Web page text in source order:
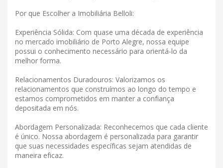
Por que Escolher a Imobiliária Belloli:
Experiência Sólida: Com quase uma década de experiência
no mercado imobiliário de Porto Alegre, nossa equipe
possui o conhecimento necessário para orientá-lo da
melhor forma.
Relacionamentos Duradouros: Valorizamos os
relacionamentos que construímos ao longo do tempo e
estamos comprometidos em manter a confiança
depositada em nós.
Abordagem Personalizada: Reconhecemos que cada cliente
é único. Nossa abordagem é personalizada para garantir
que suas necessidades específicas sejam atendidas de
maneira eficaz.